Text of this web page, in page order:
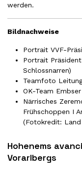
Hohenems
Vorarlbergs
werden.
Bildnachweise
Portrait VVF-
Portrait
Schlossnarren)
Teamfoto
OK-Team
Närrisches
Frühschoppen I
(Fotokredit: